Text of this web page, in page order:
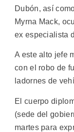
Dubón, así
Myrna Mack,
ex especialista
A este alto jefe
con el robo de
ladornes de
El cuerpo
(sede del
martes para